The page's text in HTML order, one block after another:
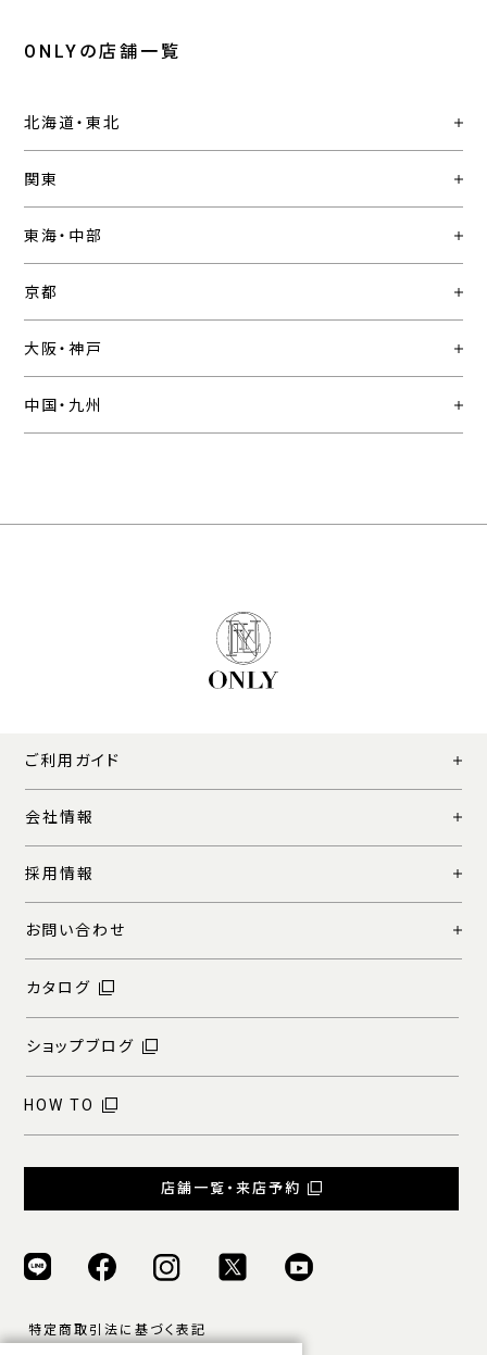
ONLYの店舗一覧
北海道・東北
関東
東海・中部
京都
大阪・神戸
中国・九州
ご利用ガイド
会社情報
採用情報
お問い合わせ
カタログ
ショップブログ
HOW TO
店舗一覧・来店予約
特定商取引法に基づく表記